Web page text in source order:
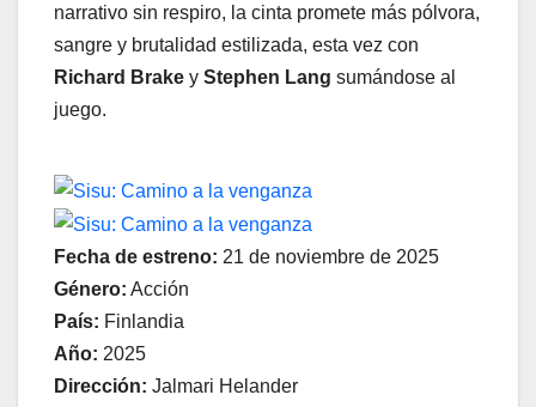
narrativo sin respiro, la cinta promete más pólvora,
sangre y brutalidad estilizada, esta vez con
Richard Brake y Stephen Lang sumándose al
juego.
Fecha de estreno: 21 de noviembre de 2025
Género: Acción
País: Finlandia
Año: 2025
Dirección: Jalmari Helander